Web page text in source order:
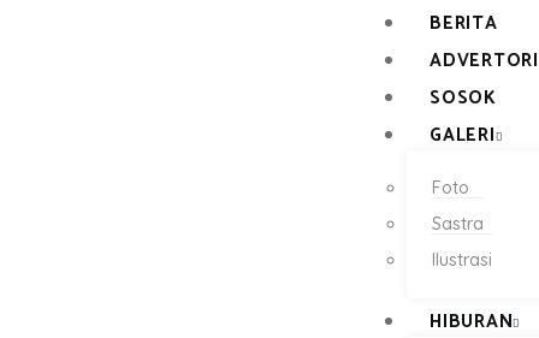
BERITA
SOSOK
GALERI
Foto
Sastra
Ilustrasi
HIBURAN